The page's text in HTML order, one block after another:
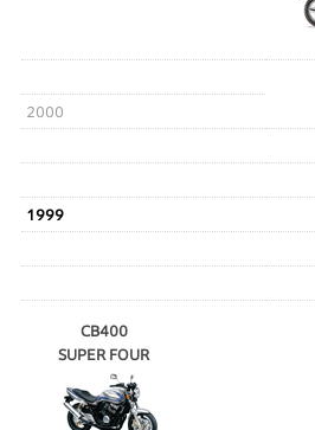
2000
1999
CB400
SUPER FOUR